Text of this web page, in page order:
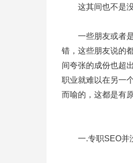
这其间也不是没
一些朋友或者是
错，这些朋友说的
间夸张的成份也超
职业就难以在另一
而喻的，这都是有
一.专职SEO并